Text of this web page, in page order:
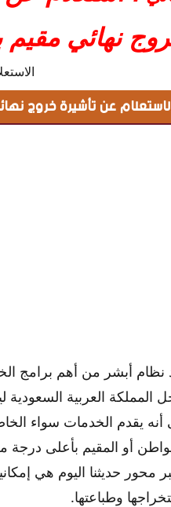
نهائي مقيم
عن تأشيرة خروج
نظام أبشر من أهم برامج
المملكة العربية السعودية
أنه يقدم الخدمات سواء
أو المقيم بأعلى درجة
محور حديثنا اليوم هي
وطباعتها.